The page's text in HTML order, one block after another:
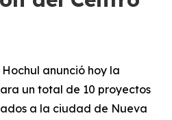
anunció hoy la
un total de 10 proyectos
a la ciudad de Nueva